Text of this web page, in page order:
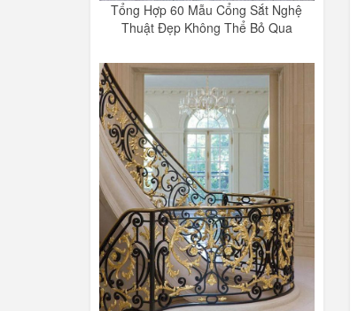
Tổng Hợp 60 Mẫu Cổng Sắt Nghệ
Thuật Đẹp Không Thể Bỏ Qua